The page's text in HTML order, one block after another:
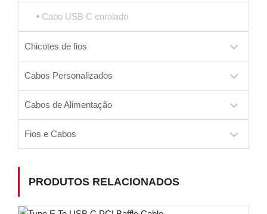
Cabo USB C enrolado
Chicotes de fios
Cabos Personalizados
Cabos de Alimentação
Fios e Cabos
PRODUTOS RELACIONADOS